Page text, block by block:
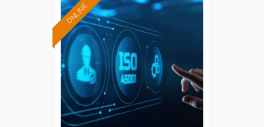
ONLINE
Formación 100%
subvencionada.
Para desempleados,
trabajadores y autónomos.
Sector
-Industria Química.